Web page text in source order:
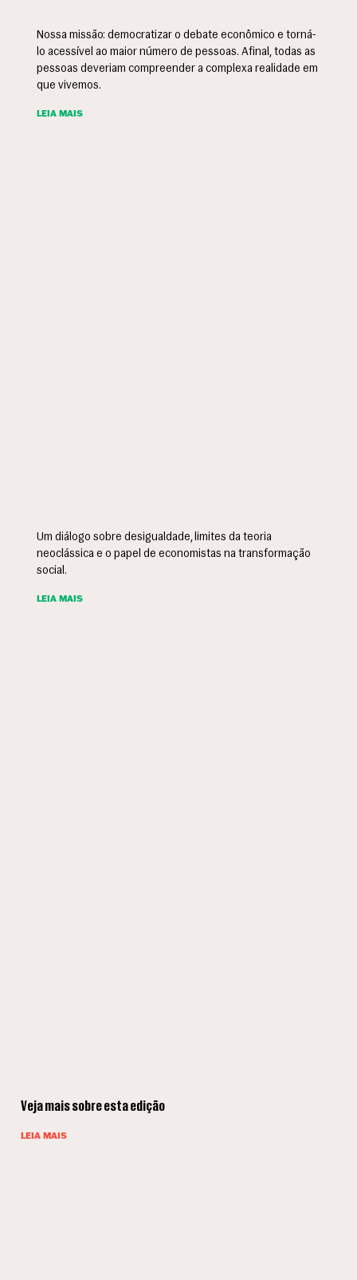
Nossa missão: democratizar o debate econômico e torná-
lo acessível ao maior número de pessoas. Afinal, todas as
pessoas deveriam compreender a complexa realidade em
que vivemos.
LEIA MAIS
Um diálogo sobre desigualdade, limites da teoria
neoclássica e o papel de economistas na transformação
social.
LEIA MAIS
Veja mais sobre esta edição
LEIA MAIS